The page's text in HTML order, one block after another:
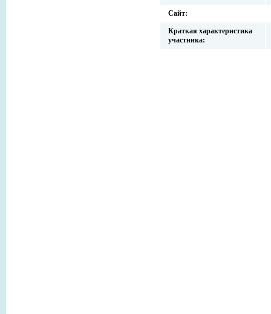
Сайт:
Краткая характеристика
участника: